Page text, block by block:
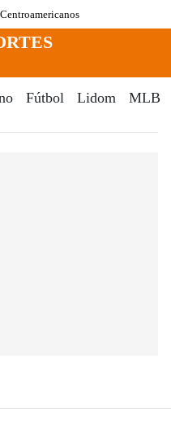
Fútbol Lidom MLB